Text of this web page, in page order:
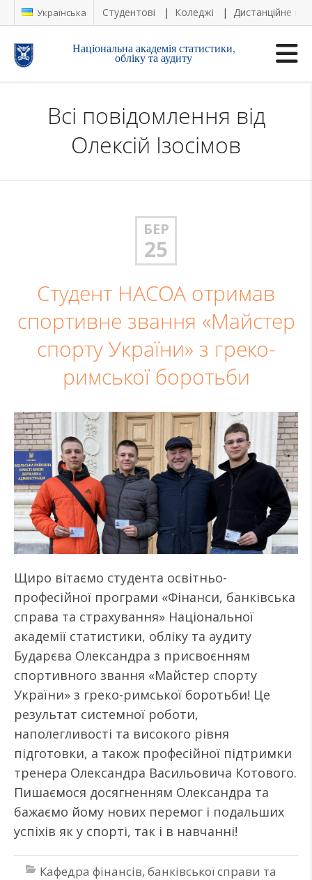
Українська Студентові Коледжі Дистанційне
Національна академія статистики,
обліку та аудиту
Всі повідомлення від
Олексій Ізосімов
БЕР
25
Студент НАСОА отримав
спортивне звання «Майстер
спорту України» з греко-
римської боротьби
Щиро вітаємо студента освітньо-
професійної програми «Фінанси, банківська
справа та страхування» Національної
академії статистики, обліку та аудиту
Бударєва Олександра з присвоєнням
спортивного звання «Майстер спорту
України» з греко-римської боротьби! Це
результат системної роботи,
наполегливості та високого рівня
підготовки, а також професійної підтримки
тренера Олександра Васильовича Котового.
Пишаємося досягненням Олександра та
бажаємо йому нових перемог і подальших
успіхів як у спорті, так і в навчанні!
Кафедра фінансів, банківської справи та